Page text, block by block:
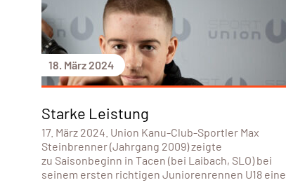
18. März 2024
Starke Leistung
17. März 2024. Union Kanu-Club-Sportler Max
Steinbrenner (Jahrgang 2009) zeigte
zu Saisonbeginn in Tacen (bei Laibach, SLO) bei
seinem ersten richtigen Juniorenrennen U18 eine